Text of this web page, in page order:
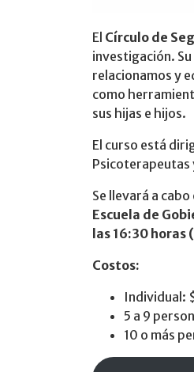
El Círculo de
investigación.
relacionamos y
como
sus hijas e hijos.
El curso está
Psicoterapeutas
Se llevará a
Escuela de
las 16:30
Costos:
Individual:
5 a 9
10 o más